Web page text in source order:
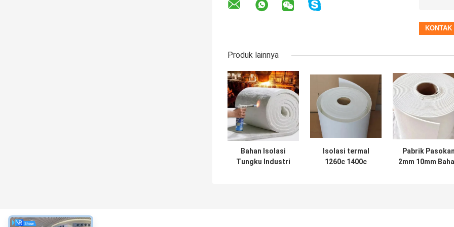
Produk lainnya
Bahan Isolasi
Tungku Industri
Isolasi termal
1260c 1400c
Pabrik Pasokan
2mm 10mm